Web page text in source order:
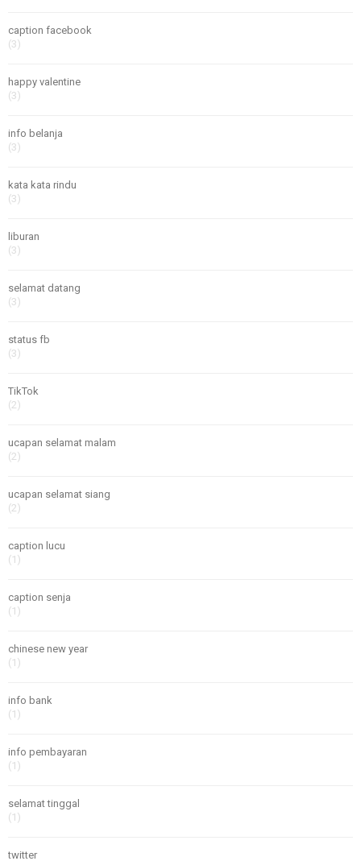
caption facebook
(3)
happy valentine
(3)
info belanja
(3)
kata kata rindu
(3)
liburan
(3)
selamat datang
(3)
status fb
(3)
TikTok
(2)
ucapan selamat malam
(2)
ucapan selamat siang
(2)
caption lucu
(1)
caption senja
(1)
chinese new year
(1)
info bank
(1)
info pembayaran
(1)
selamat tinggal
(1)
twitter